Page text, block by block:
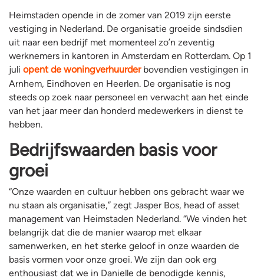
Heimstaden opende in de zomer van 2019 zijn eerste
vestiging in Nederland. De organisatie groeide sindsdien
uit naar een bedrijf met momenteel zo’n zeventig
werknemers in kantoren in Amsterdam en Rotterdam. Op 1
juli opent de woningverhuurderbovendien vestigingen in
Arnhem, Eindhoven en Heerlen. De organisatie is nog
steeds op zoek naar personeel en verwacht aan het einde
van het jaar meer dan honderd medewerkers in dienst te
hebben.
Bedrijfswaarden basis voor
groei
“Onze waarden en cultuur hebben ons gebracht waar we
nu staan als organisatie,” zegt Jasper Bos, head of asset
management van Heimstaden Nederland. “We vinden het
belangrijk dat die de manier waarop met elkaar
samenwerken, en het sterke geloof in onze waarden de
basis vormen voor onze groei. We zijn dan ook erg
enthousiast dat we in Danielle de benodigde kennis,